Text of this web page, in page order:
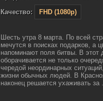
Качество:
FHD (1080p)
Шесть утра 8 марта. По всей
мечутся в поисках подарков, а
напоминают поля битвы. В этот
оборачивается не только
чередой неординарных
жизни обычных людей. В
наконец решается ухаживать за